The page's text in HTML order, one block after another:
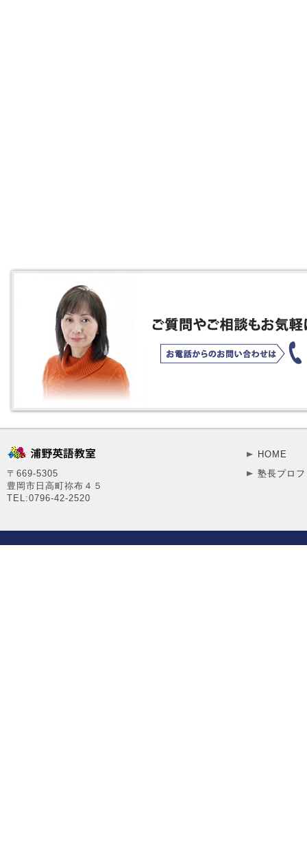
〒669-5305
豊岡市日高町祢布４５
TEL:0796-42-2520
HOME
塾長プロ